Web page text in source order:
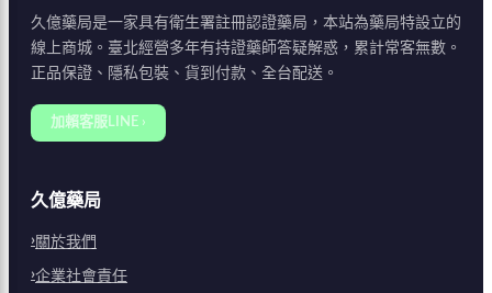
久億藥局是一家具有衛生署註冊認證藥局，本站為藥局特設立的
線上商城。臺北經營多年有持證藥師答疑解惑，累計常客無數。
正品保證、隱私包裝、貨到付款、全台配送。
加賴客服LINE ›
久億藥局
關於我們
企業社會責任